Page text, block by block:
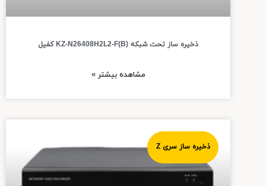
ذخیره ساز تحت شبکه KZ-N26408H2L2-F(B) کفیل
مشاهده بیشتر »
ذخیره ساز سری Z